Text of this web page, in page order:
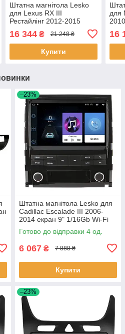
Штатна магнітола Lesko
для Lexus RX III
Рестайлінг 2012-2015
екран 9" 2/32 Gb CarPlay
4G Wi-Fi GPS Prime 2 шт.
16 344₴ 21 248 ₴
Купити
для
16
–23%
Штатна магнітола Lesko для
Cadillac Escalade III 2006-
2014 екран 9" 1/16Gb Wi-Fi
GPS Base Каміллак 4 шт.
Готово до відправки 4 од.
6 067 ₴ 7 888 ₴
Купити
–23%